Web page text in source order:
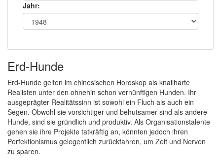
Jahr:
Erd-Hunde
Erd-Hunde gelten im chinesischen Horoskop als knallharte
Realisten unter den ohnehin schon vernünftigen Hunden. Ihr
ausgeprägter Realitätssinn ist sowohl ein Fluch als auch ein
Segen. Obwohl sie vorsichtiger und behutsamer sind als andere
Hunde, sind sie gründlich und produktiv. Als Organisationstalente
gehen sie ihre Projekte tatkräftig an, könnten jedoch ihren
Perfektionismus gelegentlich zurückfahren, um Zeit und Nerven
zu sparen.